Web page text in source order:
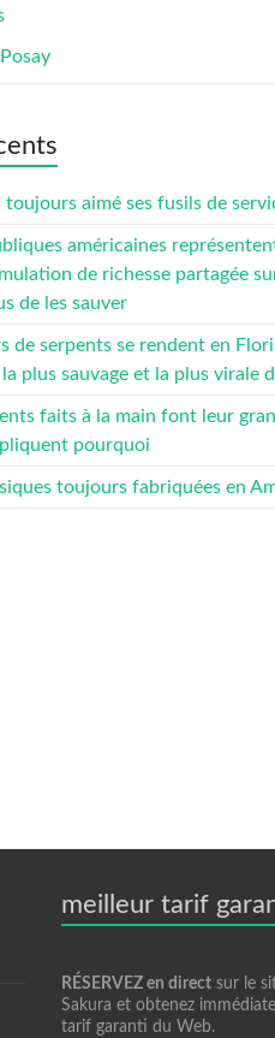
toujours aimé ses fusils de
américaines
de richesse partagée
de les sauver
de serpents se rendent en
plus sauvage et la plus virale
faits à la main font leur
pourquoi
toujours fabriquées en
meilleur tarif
RÉSERVEZ en direct sur le
Sakura et obtenez
tarif garanti du Web.